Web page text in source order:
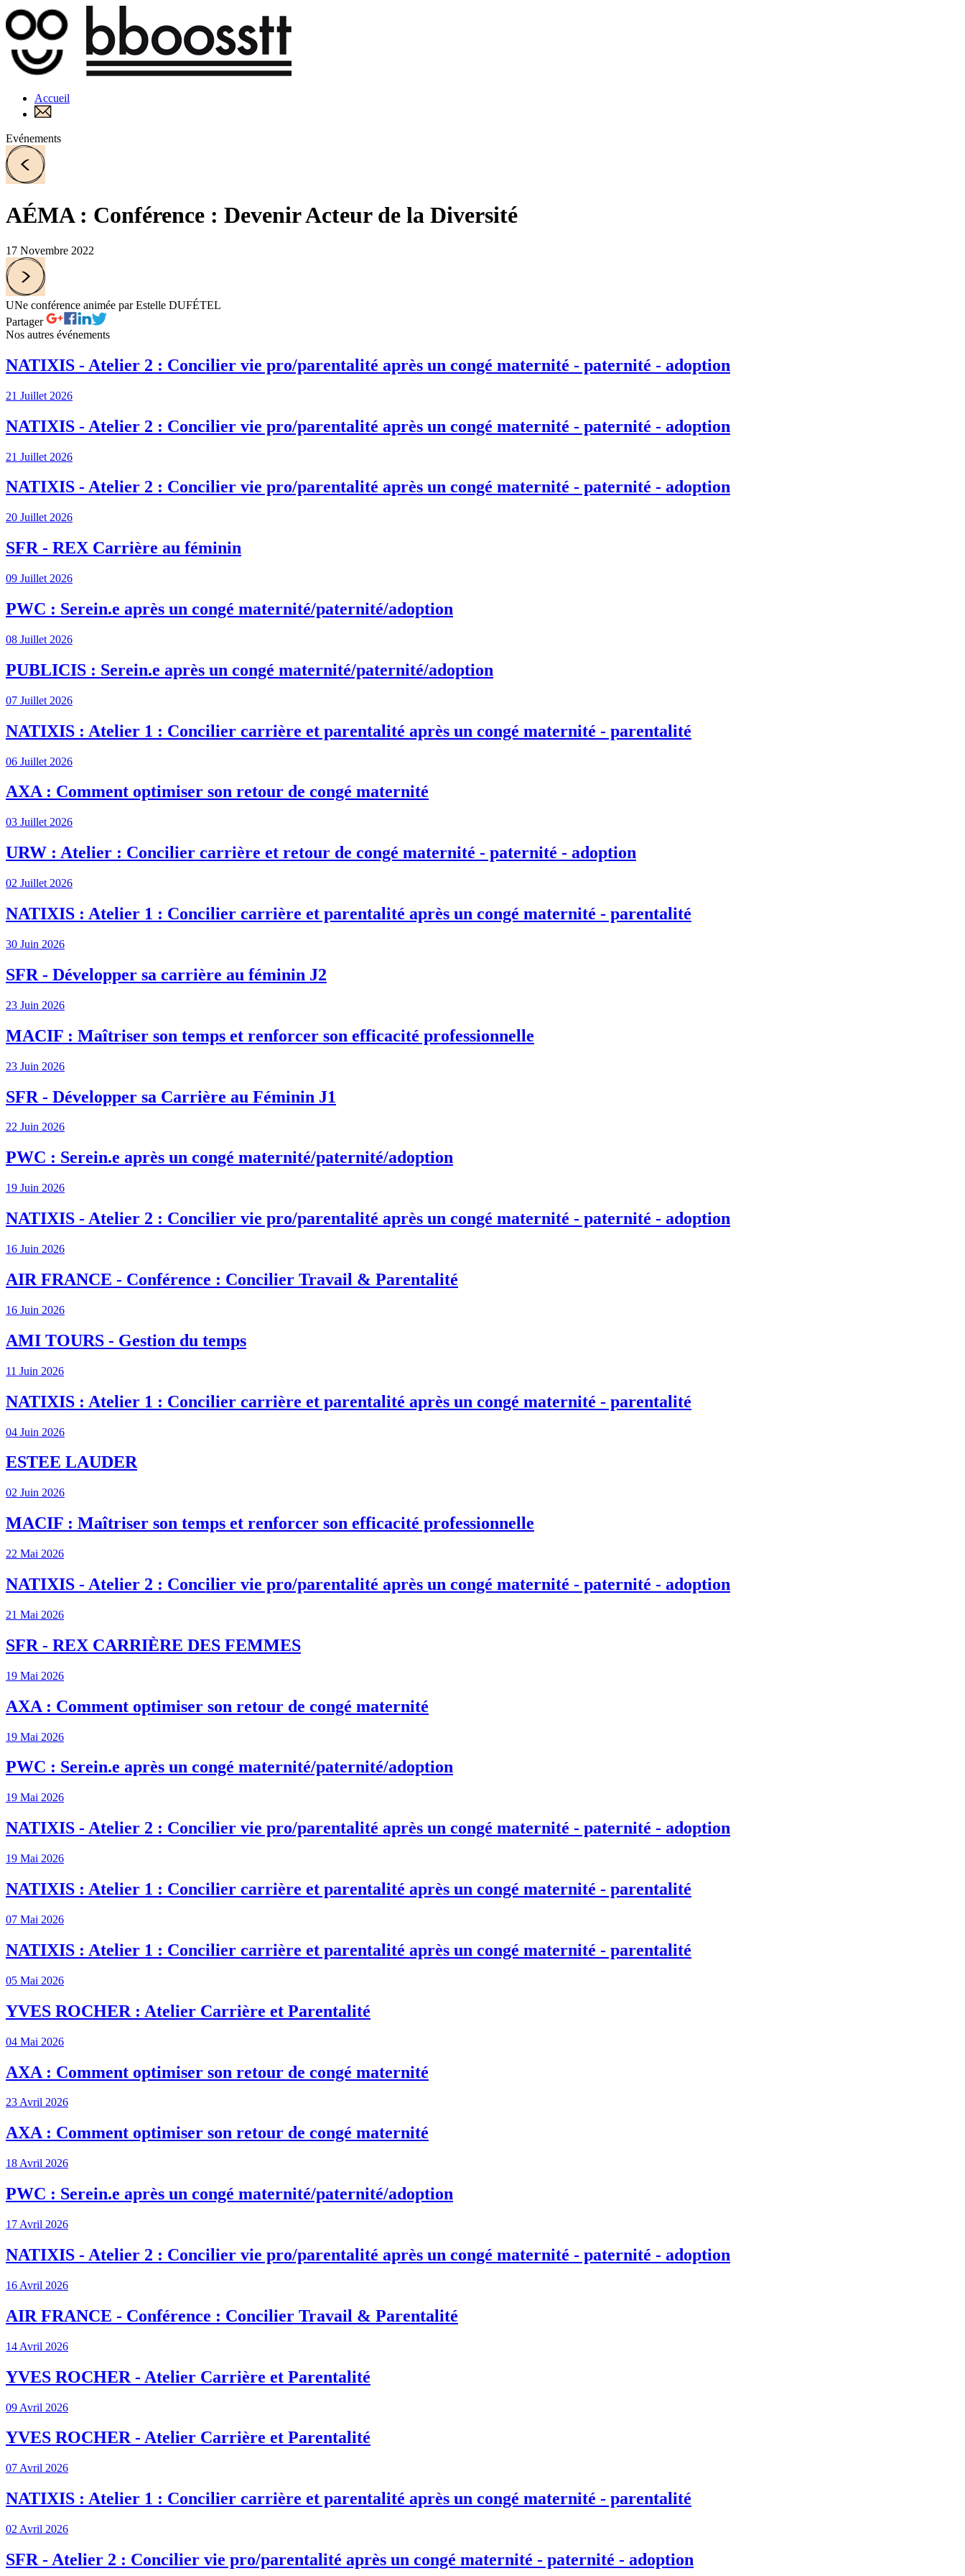
Accueil
Evénements
AÉMA : Conférence : Devenir Acteur de la Diversité
17 Novembre 2022
UNe conférence animée par Estelle DUFÉTEL
Partager
Nos autres événements
NATIXIS - Atelier 2 : Concilier vie pro/parentalité après un congé maternité - paternité - adoption
21 Juillet 2026
NATIXIS - Atelier 2 : Concilier vie pro/parentalité après un congé maternité - paternité - adoption
21 Juillet 2026
NATIXIS - Atelier 2 : Concilier vie pro/parentalité après un congé maternité - paternité - adoption
20 Juillet 2026
SFR - REX Carrière au féminin
09 Juillet 2026
PWC : Serein.e après un congé maternité/paternité/adoption
08 Juillet 2026
PUBLICIS : Serein.e après un congé maternité/paternité/adoption
07 Juillet 2026
NATIXIS : Atelier 1 : Concilier carrière et parentalité après un congé maternité - parentalité
06 Juillet 2026
AXA : Comment optimiser son retour de congé maternité
03 Juillet 2026
URW : Atelier : Concilier carrière et retour de congé maternité - paternité - adoption
02 Juillet 2026
NATIXIS : Atelier 1 : Concilier carrière et parentalité après un congé maternité - parentalité
30 Juin 2026
SFR - Développer sa carrière au féminin J2
23 Juin 2026
MACIF : Maîtriser son temps et renforcer son efficacité professionnelle
23 Juin 2026
SFR - Développer sa Carrière au Féminin J1
22 Juin 2026
PWC : Serein.e après un congé maternité/paternité/adoption
19 Juin 2026
NATIXIS - Atelier 2 : Concilier vie pro/parentalité après un congé maternité - paternité - adoption
16 Juin 2026
AIR FRANCE - Conférence : Concilier Travail & Parentalité
16 Juin 2026
AMI TOURS - Gestion du temps
11 Juin 2026
NATIXIS : Atelier 1 : Concilier carrière et parentalité après un congé maternité - parentalité
04 Juin 2026
ESTEE LAUDER
02 Juin 2026
MACIF : Maîtriser son temps et renforcer son efficacité professionnelle
22 Mai 2026
NATIXIS - Atelier 2 : Concilier vie pro/parentalité après un congé maternité - paternité - adoption
21 Mai 2026
SFR - REX CARRIÈRE DES FEMMES
19 Mai 2026
AXA : Comment optimiser son retour de congé maternité
19 Mai 2026
PWC : Serein.e après un congé maternité/paternité/adoption
19 Mai 2026
NATIXIS - Atelier 2 : Concilier vie pro/parentalité après un congé maternité - paternité - adoption
19 Mai 2026
NATIXIS : Atelier 1 : Concilier carrière et parentalité après un congé maternité - parentalité
07 Mai 2026
NATIXIS : Atelier 1 : Concilier carrière et parentalité après un congé maternité - parentalité
05 Mai 2026
YVES ROCHER : Atelier Carrière et Parentalité
04 Mai 2026
AXA : Comment optimiser son retour de congé maternité
23 Avril 2026
AXA : Comment optimiser son retour de congé maternité
18 Avril 2026
PWC : Serein.e après un congé maternité/paternité/adoption
17 Avril 2026
NATIXIS - Atelier 2 : Concilier vie pro/parentalité après un congé maternité - paternité - adoption
16 Avril 2026
AIR FRANCE - Conférence : Concilier Travail & Parentalité
14 Avril 2026
YVES ROCHER - Atelier Carrière et Parentalité
09 Avril 2026
YVES ROCHER - Atelier Carrière et Parentalité
07 Avril 2026
NATIXIS : Atelier 1 : Concilier carrière et parentalité après un congé maternité - parentalité
02 Avril 2026
SFR - Atelier 2 : Concilier vie pro/parentalité après un congé maternité - paternité - adoption